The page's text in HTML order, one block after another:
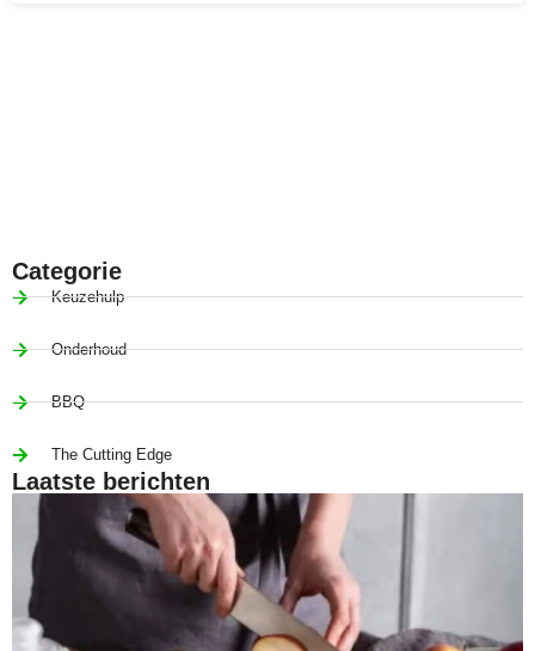
Categorie
Keuzehulp
Onderhoud
BBQ
The Cutting Edge
Laatste berichten